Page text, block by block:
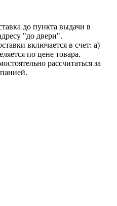
до пункта выдачи в
"до двери".
включается в счет: а)
по цене товара.
рассчитаться за